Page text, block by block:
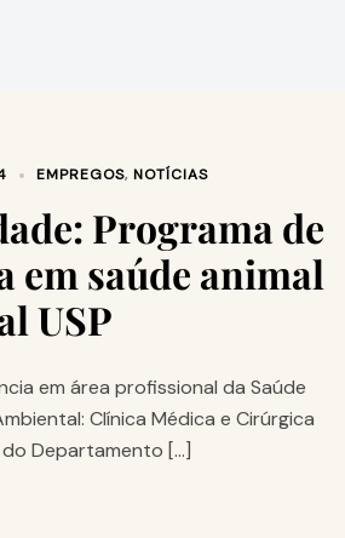
EMPREGOS, NOTÍCIAS
Programa de
em saúde animal
USP
em área profissional da Saúde
Clínica Médica e Cirúrgica
Departamento […]